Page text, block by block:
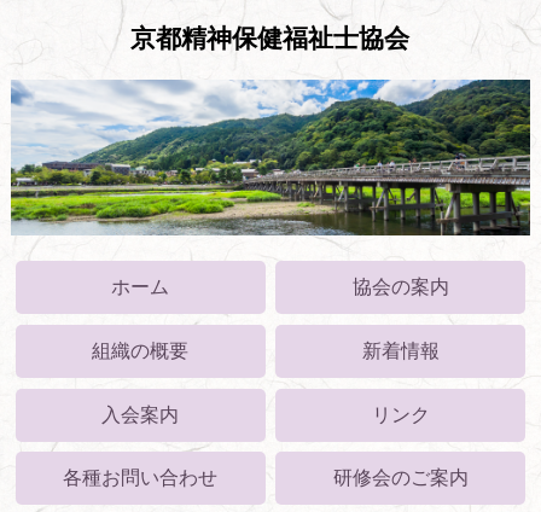
京都精神保健福祉士協会
ホーム 協会の案内
組織の概要 新着情報
入会案内 リンク
各種お問い合わせ 研修会のご案内